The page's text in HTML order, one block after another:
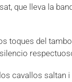
que lleva la
toques del
cavallos saltan